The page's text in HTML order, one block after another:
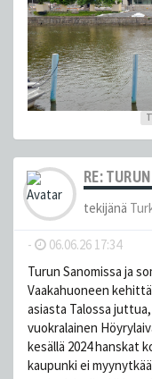
RE:
tekijänä
- 06.06.26 17:34
Turun Sanomissa ja
Vaakahuoneen
asiasta Talossa
vuokralainen
kesällä 2024 hanskat
kaupunki ei